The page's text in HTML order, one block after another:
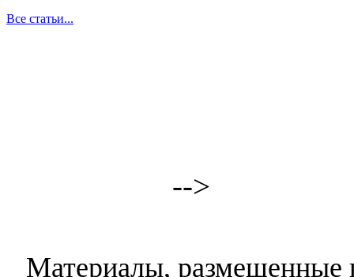
Все статьи...
-->
Материалы, размещенные